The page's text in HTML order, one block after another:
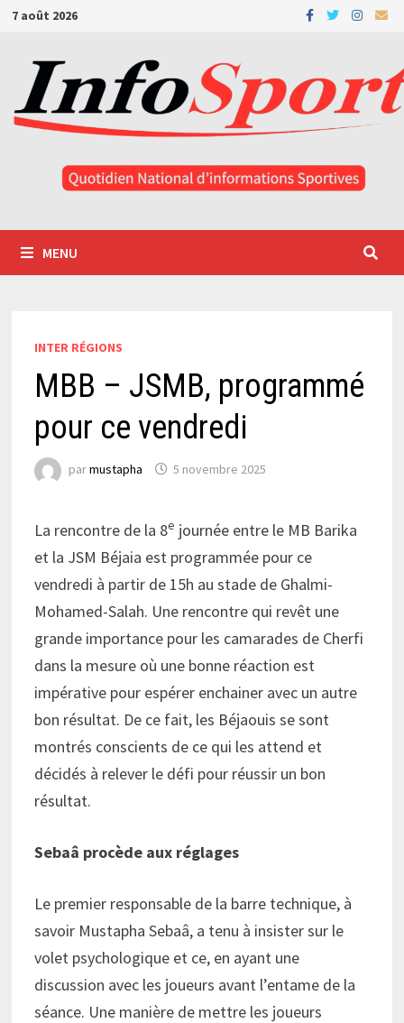
Passer
contenu
7 août 2026
MENU
INTER RÉGIONS
MBB – JSMB, programmé
pour ce vendredi
parmustapha 5 novembre 2025
La rencontre de la 8e journée entre le MB Barika
et la JSM Béjaia est programmée pour ce
vendredi à partir de 15h au stade de Ghalmi-
Mohamed-Salah. Une rencontre qui revêt une
grande importance pour les camarades de Cherfi
dans la mesure où une bonne réaction est
impérative pour espérer enchainer avec un autre
bon résultat. De ce fait, les Béjaouis se sont
montrés conscients de ce qui les attend et
décidés à relever le défi pour réussir un bon
résultat.
Sebaâ procède aux réglages
Le premier responsable de la barre technique, à
savoir Mustapha Sebaâ, a tenu à insister sur le
volet psychologique et ce, en ayant une
discussion avec les joueurs avant l’entame de la
séance. Une manière de mettre les joueurs